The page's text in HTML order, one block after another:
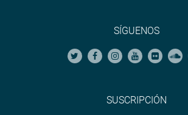
SÍGUENOS
SUSCRIPCIÓN